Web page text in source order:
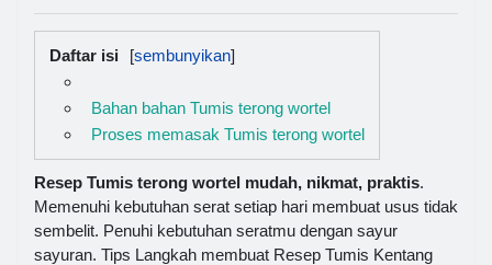
Daftar isi
Bahan bahan Tumis terong wortel
Proses memasak Tumis terong wortel
Resep Tumis terong wortel mudah, nikmat, praktis.
Memenuhi kebutuhan serat setiap hari membuat usus tidak
sembelit. Penuhi kebutuhan seratmu dengan sayur
sayuran. Tips Langkah membuat Resep Tumis Kentang